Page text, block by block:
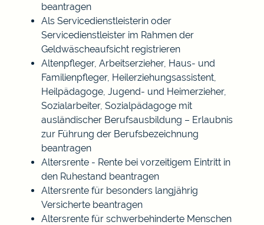
beantragen
Als Servicedienstleisterin oder
Servicedienstleister im Rahmen der
Geldwäscheaufsicht registrieren
Altenpfleger, Arbeitserzieher, Haus- und
Familienpfleger, Heilerziehungsassistent,
Heilpädagoge, Jugend- und Heimerzieher,
Sozialarbeiter, Sozialpädagoge mit
ausländischer Berufsausbildung – Erlaubnis
zur Führung der Berufsbezeichnung
beantragen
Altersrente - Rente bei vorzeitigem Eintritt in
den Ruhestand beantragen
Altersrente für besonders langjährig
Versicherte beantragen
Altersrente für schwerbehinderte Menschen